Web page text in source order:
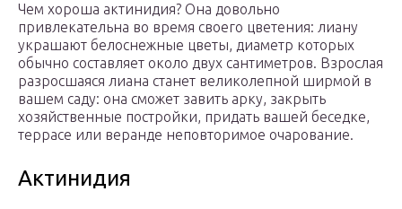
Чем хороша актинидия? Она довольно
привлекательна во время своего цветения: лиану
украшают белоснежные цветы, диаметр которых
обычно составляет около двух сантиметров. Взрослая
разросшаяся лиана станет великолепной ширмой в
вашем саду: она сможет завить арку, закрыть
хозяйственные постройки, придать вашей беседке,
террасе или веранде неповторимое очарование.
Актинидия